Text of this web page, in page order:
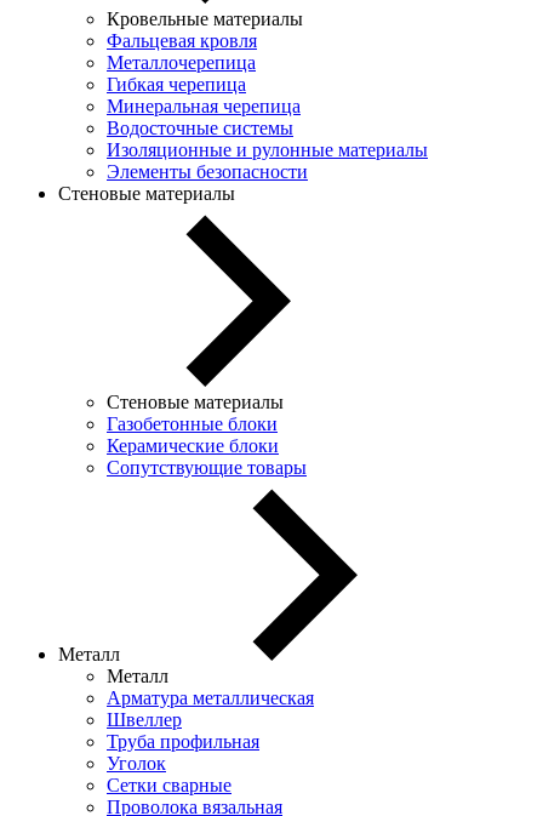
Кровельные материалы
Фальцевая кровля
Металлочерепица
Гибкая черепица
Минеральная черепица
Водосточные системы
Изоляционные и рулонные материалы
Элементы безопасности
Стеновые материалы
Стеновые материалы
Газобетонные блоки
Керамические блоки
Сопутствующие товары
Металл
Металл
Арматура металлическая
Швеллер
Труба профильная
Уголок
Сетки сварные
Проволока вязальная